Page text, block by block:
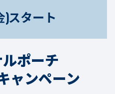
)スタート
ポーチ
ャンペーン